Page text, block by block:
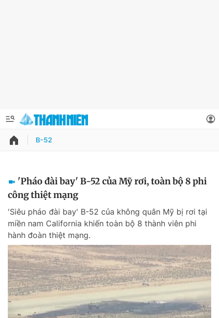
QUẢNG CÁO
Chuyên mục khác
Chào ngày mới Tin 24h
Tin thị trường Tin 360
Video Magazine
Thông tin tài khoản
Đổi mật khẩu
Tin đã lưu
Tin đã xem
Đăng xuất
B-52
'Pháo đài bay' B-52 của Mỹ rơi, toàn bộ 8 phi
công thiệt mạng
'Siêu pháo đài bay' B-52 của không quân Mỹ bị rơi tại
miền nam California khiến toàn bộ 8 thành viên phi
hành đoàn thiệt mạng.